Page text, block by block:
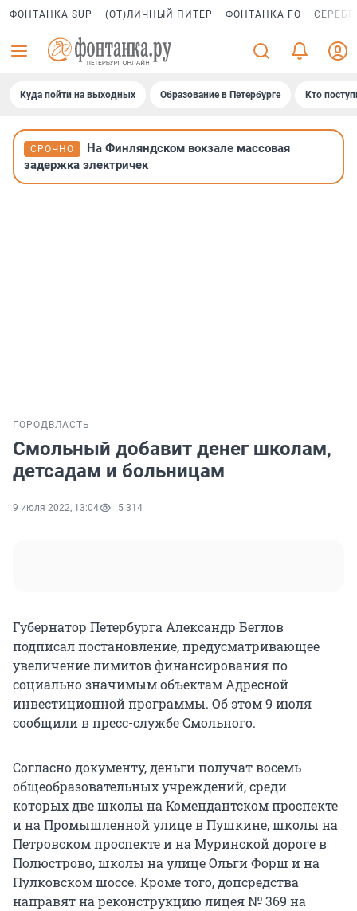
ФОНТАНКА SUP (ОТ)ЛИЧНЫЙ ПИТЕР ФОНТАНКА ГО
Куда пойти на выходных Образование в Петербурге Кто
СРОЧНО
На Финляндском вокзале массовая
задержка электричек
ГОРОД ВЛАСТЬ
Смольный добавит денег школам,
детсадам и больницам
9 июля 2022, 13:04 5 314
Губернатор Петербурга Александр Беглов
подписал постановление, предусматривающее
увеличение лимитов финансирования по
социально значимым объектам Адресной
инвестиционной программы. Об этом 9 июля
сообщили в пресс-службе Смольного.
Согласно документу, деньги получат восемь
общеобразовательных учреждений, среди
которых две школы на Комендантском проспекте
и на Промышленной улице в Пушкине, школы на
Петровском проспекте и на Муринской дороге в
Полюстрово, школы на улице Ольги Форш и на
Пулковском шоссе. Кроме того, допсредства
направят на реконструкцию лицея № 369 на